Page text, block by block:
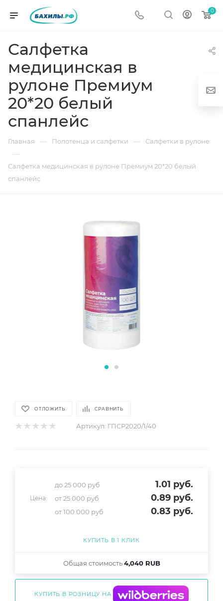
0
Салфетка
медицинская в
рулоне Премиум
20*20 белый
спанлейс
Главная — Полотенца и салфетки — Салфетки в рулоне
—
Салфетка медицинская в рулоне Премиум 20*20 белый
спанлейс
ОТЛОЖИТЬ СРАВНИТЬ
Артикул: ГПСР2020/1/40
Цена:
до 25 000 руб 1.01 руб.
от 25 000 руб 0.89 руб.
от 100 000 руб 0.83 руб.
КУПИТЬ В 1 КЛИК
Общая стоимость4,040 RUB
КУПИТЬ В РОЗНИЦУ НА